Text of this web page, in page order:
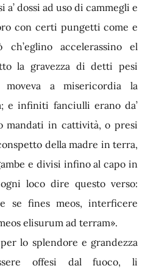
dossi ad uso di cammegli e
con certi pungetti come e
accelerassino el
la gravezza di detti pesi
a misericordia la
e infiniti fanciulli erano da’
in cattività, o presi
della madre in terra,
e divisi infino al capo in
loco dire questo verso:
se fines meos, interficere
elisurum ad terram».
lo splendore e grandezza
offesi dal fuoco, li